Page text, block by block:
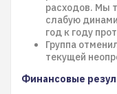
расходов. Мы
слабую
год к году
Группа
текущей
Финансовые